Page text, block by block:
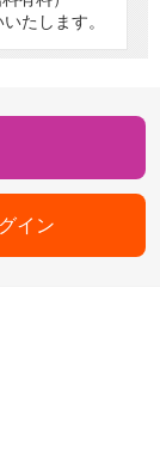
たします。
イン